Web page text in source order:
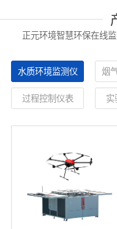
正元环境智慧环保在线
水质环境监测仪 烟
过程控制仪表